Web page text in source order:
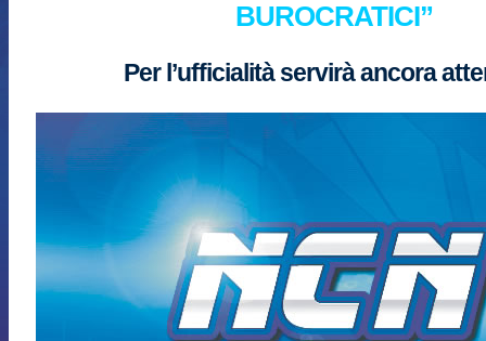
BUROCRATICI”
Per l’ufficialità servirà ancora